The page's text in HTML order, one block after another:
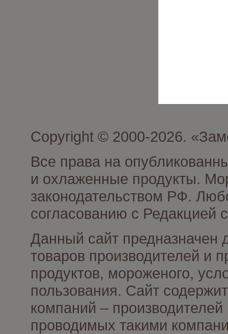
Copyright © 2000-2026.
Все права на
и охлаженные продукты.
законодательством РФ.
согласованию с Редакцией
Данный сайт предназначен
товаров производителей и
продуктов, мороженого,
пользования. Сайт
компаний –
проводимых такими